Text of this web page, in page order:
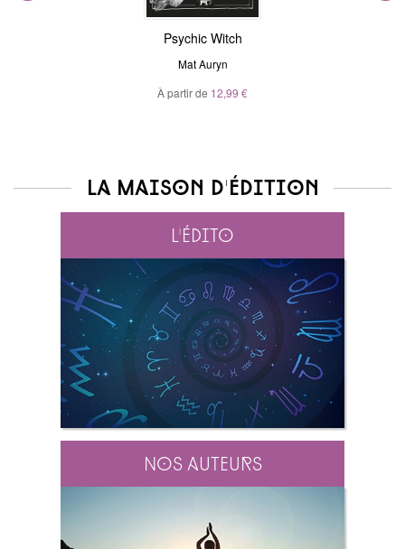
Psychic Witch
Mat Auryn
À partir de 12,99 €
La maison d'édition
L'édito
Nos auteurs